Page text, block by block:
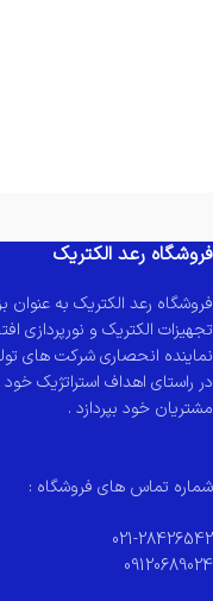
فروشگاه رعد الکتریک
فروشگاه رعد الکتریک به عنوان
تجهیزات الکتریک و نورپردازی
نماینده انحصاری شرکت های
در راستای اهداف استراتژیک
مشتریان خود بپردازد .
شماره تماس های فروشگاه :
021-28426542
09120689024